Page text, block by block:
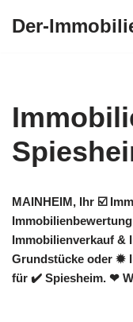
Der-
MAINHEIM, Ihr ☑️
Immobilienverkauf &
Grundstücke oder ✹
für ✔️ Spiesheim. ❤